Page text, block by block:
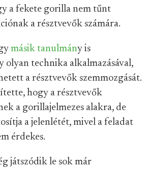
a fekete gorilla nem tűnt
a résztvevők számára.
másik tanulmány is
olyan technika alkalmazásával,
a résztvevők szemmozgását.
hogy a résztvevők
a gorillajelmezes alakra, de
a jelenlétét, mivel a feladat
érdekes.
játszódik le sok már